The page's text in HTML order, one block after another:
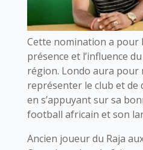
Cette nomination a pour
présence et l’influence
région. Londo aura pour
représenter le club et de
en s’appuyant sur sa
football africain et son
Ancien joueur du Raja